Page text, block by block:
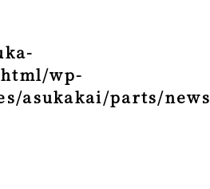
wp-
asukakai/parts/